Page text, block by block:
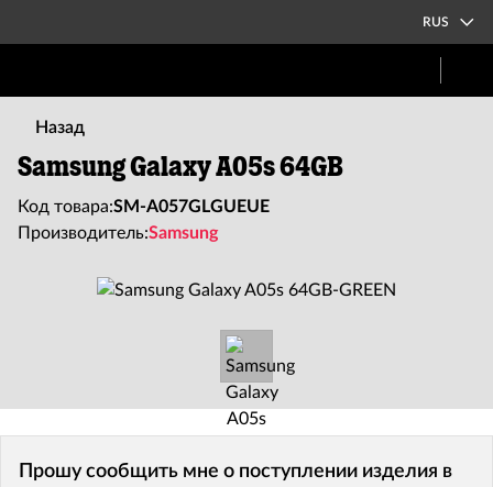
RUS
Назад
Samsung Galaxy A05s 64GB
Код товара:SM-A057GLGUEUE
Производитель:Samsung
Прошу сообщить мне о поступлении изделия в